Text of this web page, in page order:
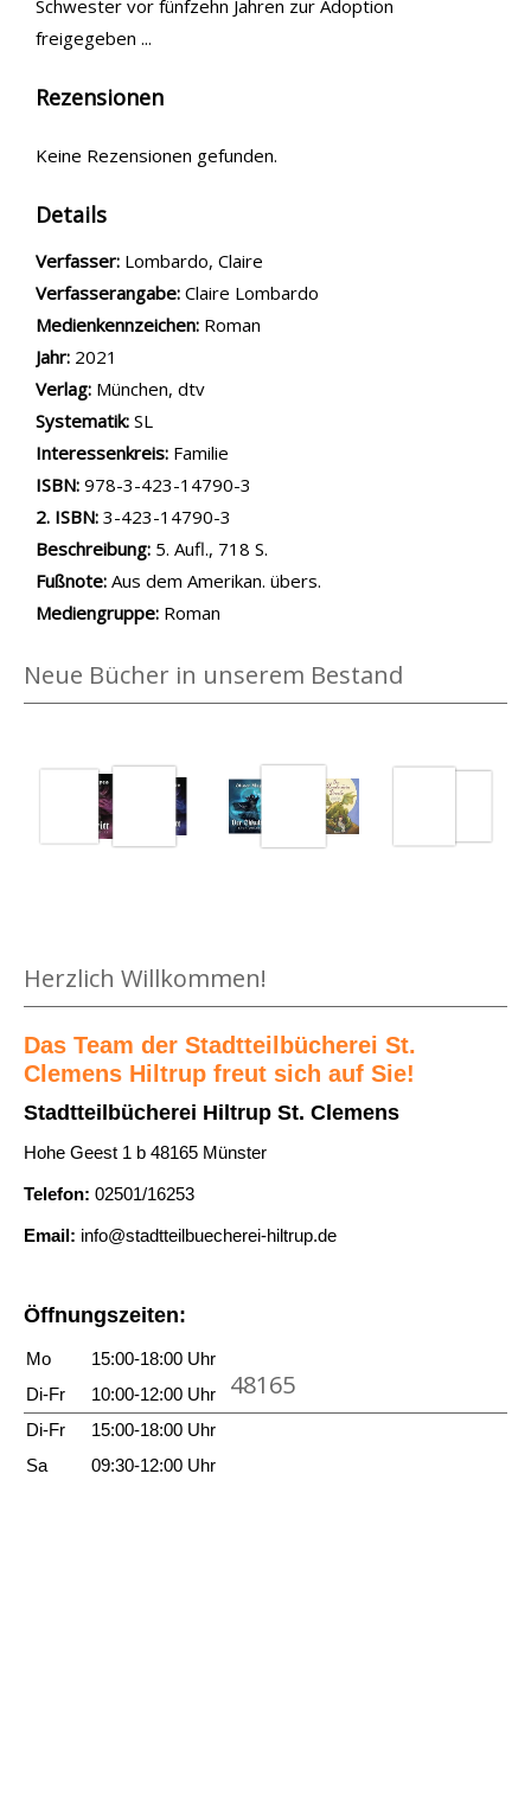
Schwester vor fünfzehn Jahren zur Adoption
freigegeben ...
Rezensionen
Keine Rezensionen gefunden.
Details
Verfasser: Suche nach diesem Verfasser
Lombardo, Claire
Verfasserangabe: Claire Lombardo
Medienkennzeichen: Roman
Jahr: 2021
Verlag: München, dtv
opens in new tab
Diesen Link in neuem Tab öffnen
Systematik: Suche nach dieser Systematik
SL
Interessenkreis: Suche nach diesem Interessenskreis
Familie
ISBN: 978-3-423-14790-3
2. ISBN: 3-423-14790-3
Beschreibung: 5. Aufl., 718 S.
Suche nach dieser Beteiligten Person
Fußnote: Aus dem Amerikan. übers.
Mediengruppe: Roman
Neue Bücher in unserem Bestand
Herzlich Willkommen!
Das Team der Stadtteilbücherei St.
Clemens Hiltrup freut sich auf Sie!
Stadtteilbücherei Hiltrup St. Clemens
Hohe Geest 1 b 48165 Münster
Telefon: 02501/16253
Email: info@stadtteilbuecherei-hiltrup.de
Öffnungszeiten:
Mo
15:00-18:00 Uhr
Di-Fr
10:00-12:00 Uhr
Di-Fr
15:00-18:00 Uhr
Sa
09:30-12:00 Uhr
48165